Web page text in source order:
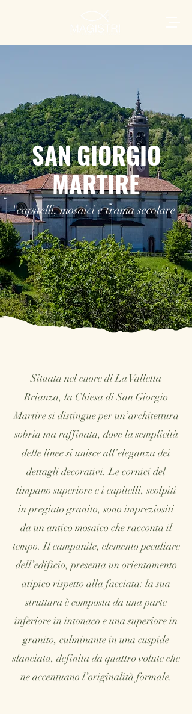
SAN GIORGIO
MARTIRE
"capitelli, mosaici e trama secolare"
Situata nel cuore di La Valletta
Brianza, la Chiesa di San Giorgio
Martire si distingue per un’architettura
sobria ma raffinata, dove la semplicità
delle linee si unisce all’eleganza dei
dettagli decorativi. Le cornici del
timpano superiore e i capitelli, scolpiti
in pregiato granito, sono impreziositi
da un antico mosaico che racconta il
tempo. Il campanile, elemento peculiare
dell’edificio, presenta un orientamento
atipico rispetto alla facciata: la sua
struttura è composta da una parte
inferiore in intonaco e una superiore in
granito, culminante in una cuspide
slanciata, definita da quattro volute che
ne accentuano l’originalità formale.